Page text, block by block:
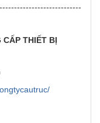
CẤP THIẾT BỊ